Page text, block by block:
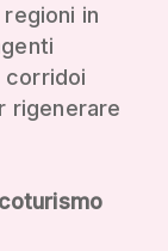
in
corridoi
rigenerare